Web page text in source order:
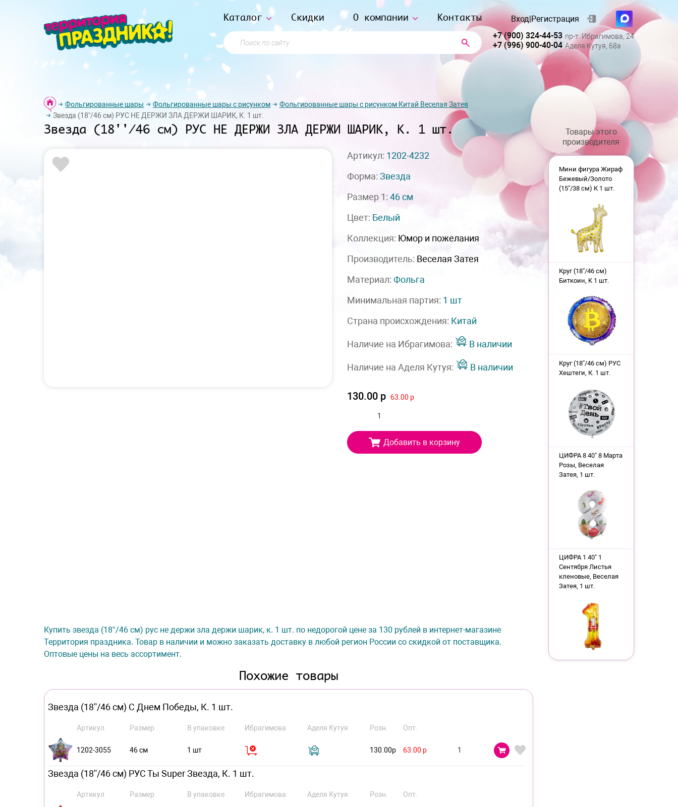
Каталог Скидки О компании Контакты
Поиск по сайту
Вход|Регистрация
+7 (900) 324-44-53 пр-т. Ибрагимова, 24
+7 (996) 900-40-04 Аделя Кутуя, 68а
Фольгированные шары Фольгированные шары с рисунком
Фольгированные шары с рисунком Китай Веселая Затея
Звезда (18''/46 см) РУС НЕ ДЕРЖИ ЗЛА ДЕРЖИ ШАРИК, К. 1 шт.
Звезда (18''/46 см) РУС НЕ ДЕРЖИ ЗЛА ДЕРЖИ ШАРИК, К. 1 шт.
Артикул: 1202-4232
Форма: Звезда
Размер 1: 46 см
Цвет: Белый
Коллекция: Юмор и пожелания
Производитель: Веселая Затея
Материал: Фольга
Минимальная партия: 1 шт
Страна происхождения: Китай
Наличие на Ибрагимова: В наличии
Наличие на Аделя Кутуя: В наличии
130.00 р 63.00 р
Добавить в корзину
Купить звезда (18''/46 см) рус не держи зла держи шарик, к. 1 шт. по недорогой цене за 130 рублей в интернет-магазине
Территория праздника. Товар в наличии и можно заказать доставку в любой регион России со скидкой от поставщика.
Оптовые цены на весь ассортимент.
Похожие товары
Звезда (18''/46 см) С Днем Победы, К. 1 шт.
Артикул Размер В упаковке Ибрагимова Аделя Кутуя Розн. Опт.
1202-3055 46 см 1 шт 130.00р 63.00 р
Звезда (18''/46 см) РУС Ты Super Звезда, К. 1 шт.
Артикул Размер В упаковке Ибрагимова Аделя Кутуя Розн. Опт.
Товары этого
производителя
Мини фигура Жираф
Бежевый/Золото
(15"/38 см) К 1 шт.
Круг (18''/46 см)
Биткоин, K 1 шт.
Круг (18''/46 см) РУС
Хештеги, К. 1 шт.
ЦИФРА 8 40" 8 Марта
Розы, Веселая
Затея, 1 шт.
ЦИФРА 1 40" 1
Сентября Листья
кленовые, Веселая
Затея, 1 шт.